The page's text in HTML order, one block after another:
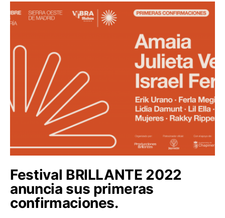
Festival BRILLANTE 2022
anuncia sus primeras
confirmaciones.